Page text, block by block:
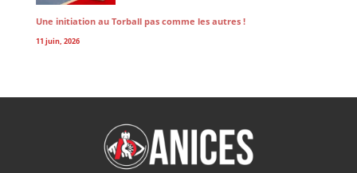
Une initiation au Torball pas comme les autres !
11 juin, 2026